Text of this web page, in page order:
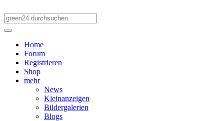
Home
Forum
Registrieren
Shop
mehr
News
Kleinanzeigen
Bildergalerien
Blogs